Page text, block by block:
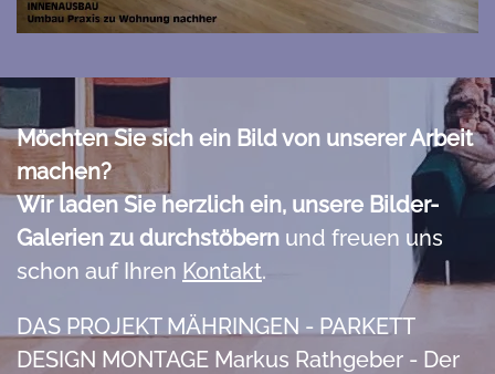
Möchten Sie sich ein Bild von unserer Arbeit
machen?
Wir laden Sie herzlich ein, unsere Bilder-
Galerien zu durchstöbern und freuen uns
schon auf Ihren Kontakt.
DAS PROJEKT MÄHRINGEN - PARKETT
DESIGN MONTAGE Markus Rathgeber - Der